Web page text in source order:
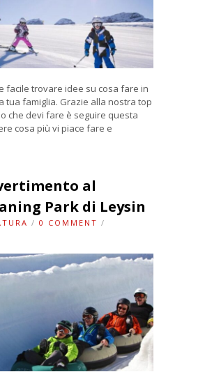
facile trovare idee su cosa fare in
tua famiglia. Grazie alla nostra top
che devi fare è seguire questa
cosa più vi piace fare e
al
Park di Leysin
/ 0 COMMENT /